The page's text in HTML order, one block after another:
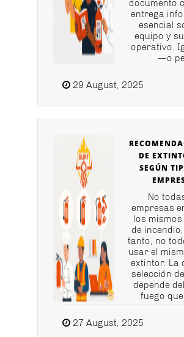
documento
entrega
esencial
equipo y
operativo.
—o
29 August, 2025
DE
SEGÚN
No
empresas
los
de
tanto, no
usar el
extintor. La
selección
depende
fuego
27 August, 2025